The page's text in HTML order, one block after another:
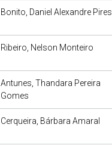
Bonito, Daniel Alexandre Pires
Ribeiro, Nelson Monteiro
Antunes, Thandara Pereira
Gomes
Cerqueira, Bárbara Amaral